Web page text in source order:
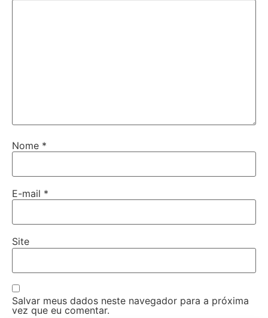
Nome *
E-mail *
Site
Salvar meus dados neste navegador para a próxima
vez que eu comentar.